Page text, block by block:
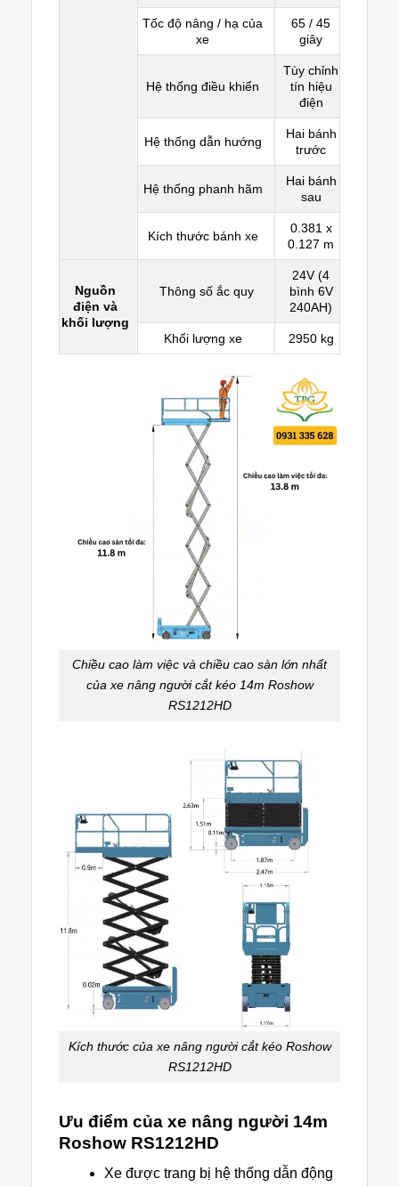
Tốc độ nâng / hạ của
xe
65 / 45
giây
Hệ thống điều khiển
Tùy chỉnh
tín hiệu
điện
Hệ thống dẫn hướng
Hai bánh
trước
Hệ thống phanh hãm
Hai bánh
sau
Kích thước bánh xe
0.381 x
0.127 m
Nguồn
điện và
khối lượng
Thông số ắc quy
24V (4
bình 6V
240AH)
Khối lượng xe 2950 kg
Chiều cao làm việc và chiều cao sàn lớn nhất
của xe nâng người cắt kéo 14m Roshow
RS1212HD
Kích thước của xe nâng người cắt kéo Roshow
RS1212HD
Ưu điểm của xe nâng người 14m
Roshow RS1212HD
Xe được trang bị hệ thống dẫn động